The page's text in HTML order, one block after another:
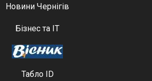
Новини Чернігів
Бізнес та ІТ
Табло ID